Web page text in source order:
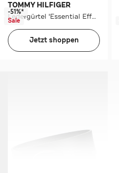
TOMMY HILFIGER
Ledergürtel 'Essential Effortless' ecru
-51%*
Sale
Jetzt shoppen